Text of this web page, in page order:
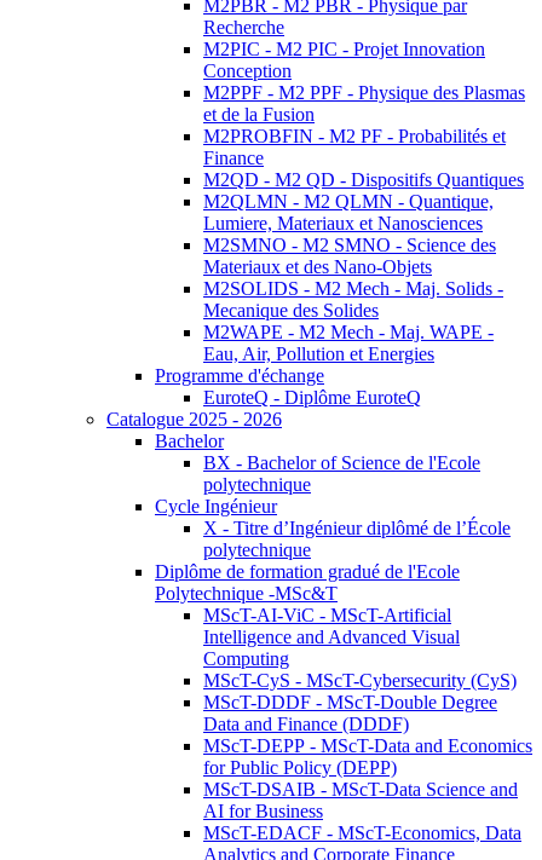
M2PBR - M2 PBR - Physique par
Recherche
M2PIC - M2 PIC - Projet Innovation
Conception
M2PPF - M2 PPF - Physique des Plasmas
et de la Fusion
M2PROBFIN - M2 PF - Probabilités et
Finance
M2QD - M2 QD - Dispositifs Quantiques
M2QLMN - M2 QLMN - Quantique,
Lumiere, Materiaux et Nanosciences
M2SMNO - M2 SMNO - Science des
Materiaux et des Nano-Objets
M2SOLIDS - M2 Mech - Maj. Solids -
Mecanique des Solides
M2WAPE - M2 Mech - Maj. WAPE -
Eau, Air, Pollution et Energies
Programme d'échange
EuroteQ - Diplôme EuroteQ
Catalogue 2025 - 2026
Bachelor
BX - Bachelor of Science de l'Ecole
polytechnique
Cycle Ingénieur
X - Titre d’Ingénieur diplômé de l’École
polytechnique
Diplôme de formation gradué de l'Ecole
Polytechnique -MSc&T
MScT-AI-ViC - MScT-Artificial
Intelligence and Advanced Visual
Computing
MScT-CyS - MScT-Cybersecurity (CyS)
MScT-DDDF - MScT-Double Degree
Data and Finance (DDDF)
MScT-DEPP - MScT-Data and Economics
for Public Policy (DEPP)
MScT-DSAIB - MScT-Data Science and
AI for Business
MScT-EDACF - MScT-Economics, Data
Analytics and Corporate Finance